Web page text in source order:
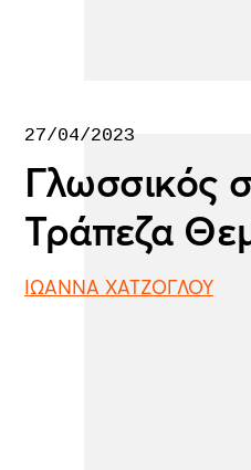
27/04/2023
Γλωσσικός
Τράπεζα
ΙΩΑΝΝΑ ΧΑΤΖΟΓΛΟΥ